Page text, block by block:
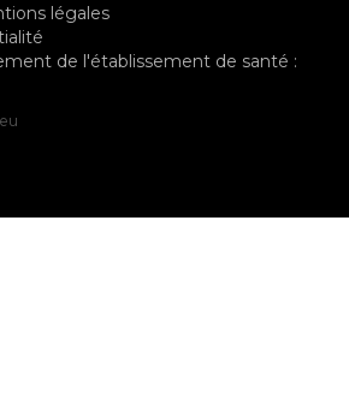
légales
de l'établissement de santé :